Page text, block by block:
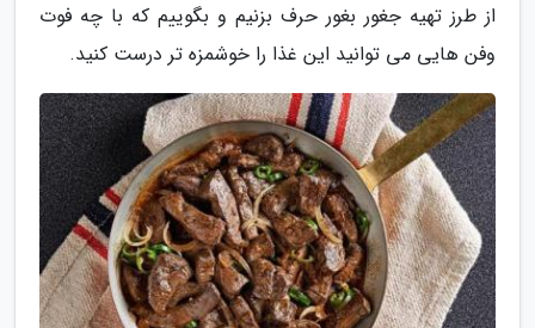
از طرز تهیه جغور بغور حرف بزنیم و بگوییم که با چه فوت
وفن هایی می توانید این غذا را خوشمزه تر درست کنید.